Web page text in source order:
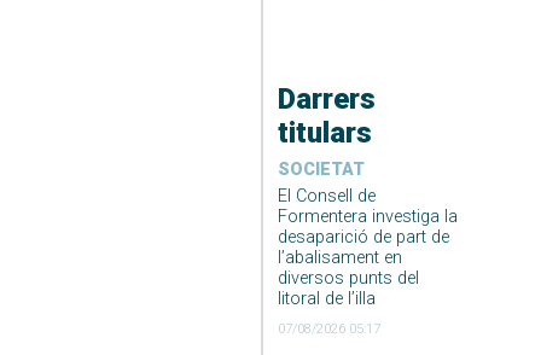
Darrers
titulars
SOCIETAT
El Consell de
Formentera investiga la
desaparició de part de
l’abalisament en
diversos punts del
litoral de l’illa
07/08/2026 05:17